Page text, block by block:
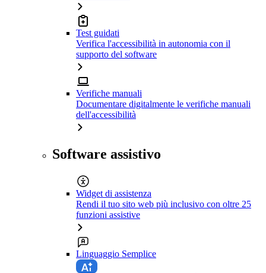
Test guidati
Verifica l'accessibilità in autonomia con il
supporto del software
Verifiche manuali
Documentare digitalmente le verifiche manuali
dell'accessibilità
Software assistivo
Widget di assistenza
Rendi il tuo sito web più inclusivo con oltre 25
funzioni assistive
Linguaggio Semplice